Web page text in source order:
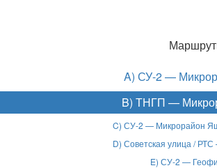
A) СУ-2 —
B) ТНГП —
C) СУ-2 — Микрорайон
D) Советская улица /
E) СУ-2 —